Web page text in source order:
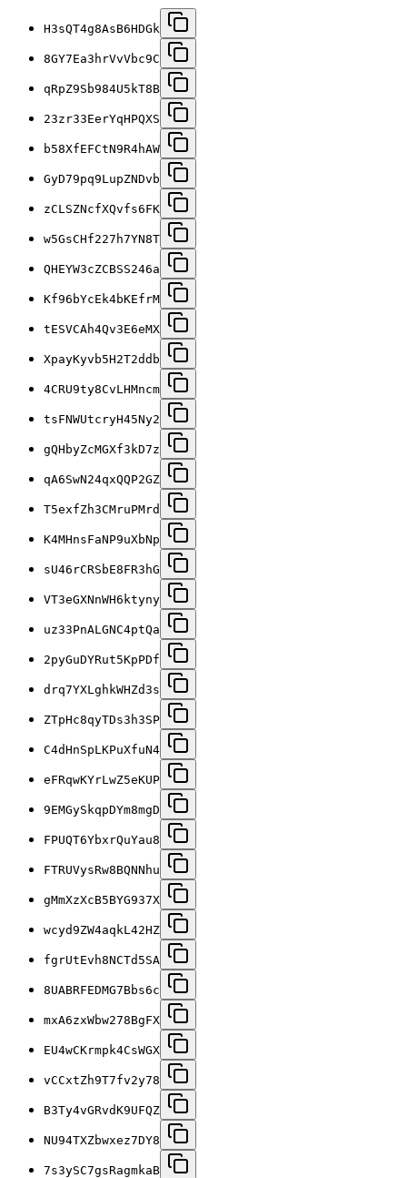
H3sQT4g8AsB6HDGk
8GY7Ea3hrVvVbc9C
qRpZ9Sb984U5kT8B
23zr33EerYqHPQXS
b58XfEFCtN9R4hAW
GyD79pq9LupZNDvb
zCLSZNcfXQvfs6FK
w5GsCHf227h7YN8T
QHEYW3cZCBSS246a
Kf96bYcEk4bKEfrM
tESVCAh4Qv3E6eMX
XpayKyvb5H2T2ddb
4CRU9ty8CvLHMncm
tsFNWUtcryH45Ny2
gQHbyZcMGXf3kD7z
qA6SwN24qxQQP2GZ
T5exfZh3CMruPMrd
K4MHnsFaNP9uXbNp
sU46rCRSbE8FR3hG
VT3eGXNnWH6ktyny
uz33PnALGNC4ptQa
2pyGuDYRut5KpPDf
drq7YXLghkWHZd3s
ZTpHc8qyTDs3h3SP
C4dHnSpLKPuXfuN4
eFRqwKYrLwZ5eKUP
9EMGySkqpDYm8mgD
FPUQT6YbxrQuYau8
FTRUVysRw8BQNNhu
gMmXzXcB5BYG937X
wcyd9ZW4aqkL42HZ
fgrUtEvh8NCTd5SA
8UABRFEDMG7Bbs6c
mxA6zxWbw278BgFX
EU4wCKrmpk4CsWGX
vCCxtZh9T7fv2y78
B3Ty4vGRvdK9UFQZ
NU94TXZbwxez7DY8
7s3ySC7gsRagmkaB